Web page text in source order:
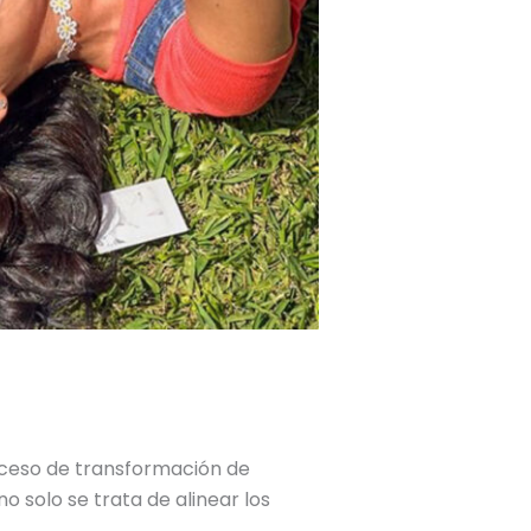
de transformación de
solo se trata de alinear los